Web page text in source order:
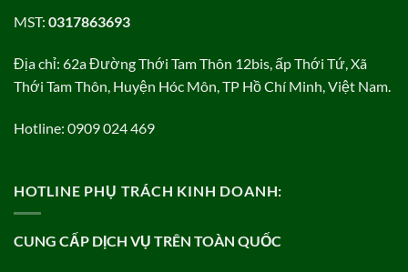
MST: 0317863693
Địa chỉ: 62a Đường Thới Tam Thôn 12bis, ấp Thới Tứ, Xã
Thới Tam Thôn, Huyện Hóc Môn, TP Hồ Chí Minh, Việt Nam.
Hotline: 0909 024 469
HOTLINE PHỤ TRÁCH KINH DOANH:
CUNG CẤP DỊCH VỤ TRÊN TOÀN QUỐC